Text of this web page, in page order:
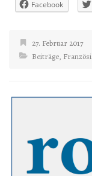
Facebook
27. Februar 2017
Beiträge,